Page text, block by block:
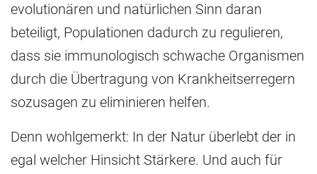
evolutionären und natürlichen Sinn daran
beteiligt, Populationen dadurch zu regulieren,
dass sie immunologisch schwache Organismen
durch die Übertragung von Krankheitserregern
sozusagen zu eliminieren helfen.
Denn wohlgemerkt: In der Natur überlebt der in
egal welcher Hinsicht Stärkere. Und auch für